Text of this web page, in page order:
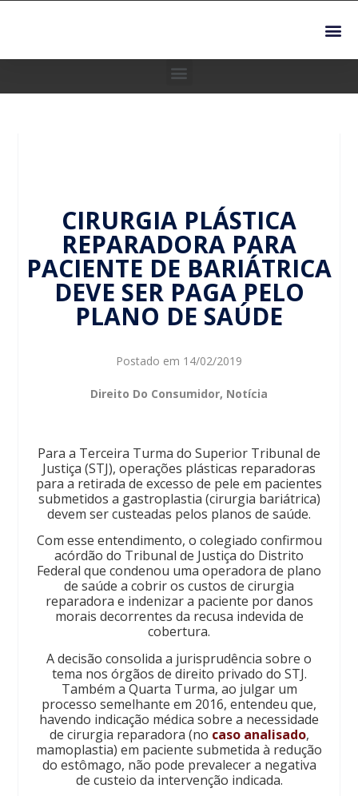
CIRURGIA PLÁSTICA
REPARADORA PARA
PACIENTE DE BARIÁTRICA
DEVE SER PAGA PELO
PLANO DE SAÚDE
Postado em 14/02/2019
Direito Do Consumidor, Notícia
Para a Terceira Turma do Superior Tribunal de
Justiça (STJ), operações plásticas reparadoras
para a retirada de excesso de pele em pacientes
submetidos a gastroplastia (cirurgia bariátrica)
devem ser custeadas pelos planos de saúde.
Com esse entendimento, o colegiado confirmou
acórdão do Tribunal de Justiça do Distrito
Federal que condenou uma operadora de plano
de saúde a cobrir os custos de cirurgia
reparadora e indenizar a paciente por danos
morais decorrentes da recusa indevida de
cobertura.
A decisão consolida a jurisprudência sobre o
tema nos órgãos de direito privado do STJ.
Também a Quarta Turma, ao julgar um
processo semelhante em 2016, entendeu que,
havendo indicação médica sobre a necessidade
de cirurgia reparadora (no caso analisado,
mamoplastia) em paciente submetida à redução
do estômago, não pode prevalecer a negativa
de custeio da intervenção indicada.